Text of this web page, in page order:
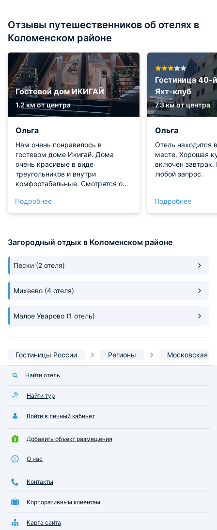
Отзывы путешественников об отелях в
Коломенском районе
Гостевой дом ИКИГАЙ
1.2 км от центра
Ольга
Нам очень понравилось в
гостевом доме Икигай. Дома
очень красивые в виде
треугольников и внутри
комфортабельные. Смотрятся они
роскошно. Внутри и вода
подведена, и электричество есть.
конечно же его расположение.
отдохнуть в хороших природных
условиях, то обратите внимание
Подробнее
Гостиница 40-
Яхт-клуб
7.3 км от центра
Ольга
Отель находится
месте. Хорошая
включен завтрак.
любой запрос.
Подробнее
Загородный отдых в Коломенском районе
Пески (2 отеля)
Михеево (4 отеля)
Малое Уварово (1 отель)
Гостиницы России Регионы Московская
Найти отель
Найти тур
Войти в личный кабинет
Добавить объект размещения
О нас
Контакты
Корпоративным клиентам
Карта сайта